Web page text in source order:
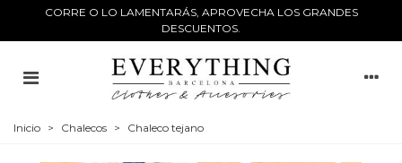
CORRE O LO LAMENTARÁS, APROVECHA LOS GRANDES
DESCUENTOS.
Inicio > Chalecos > Chaleco tejano